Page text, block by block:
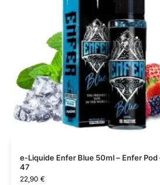
e-Liquide Enfer Blue 50ml – Enfer Pod
47
22,90 €